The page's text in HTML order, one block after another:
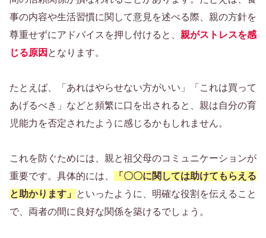
事の内容や生活習慣に関して意見を述べる際、親の方針を
尊重せずにアドバイスを押し付けると、 親がストレスを感
じる原因 となります。
たとえば、「あれはやらせない方がいい」「これは買って
あげるべき」などと頻繁に口を出されると、親は自分の育
児能力を否定されたように感じるかもしれません。
これを防ぐためには、親と祖父母のコミュニケーションが
重要です。具体的には、
「〇〇に関しては助けてもらえる
と助かります」
といったように、明確な役割を伝えること
で、両者の間に良好な関係を築けるでしょう。